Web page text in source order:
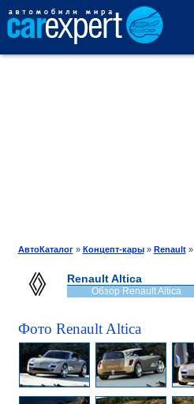
АвтоКаталог» Концепт-кары» Renault»
Renault Altica
Обзор Renault Altica
Фото Renault Altica